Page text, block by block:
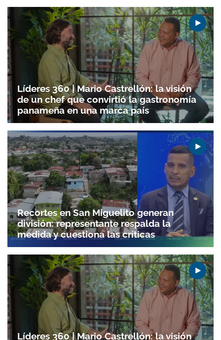
Líderes 360 | Mario Castrellón: la visión
de un chef que convirtió la gastronomía
panameña en una marca país
Recortes en San Miguelito generan
división: representante respalda la
medida y cuestiona las críticas
Líderes 360 | Mario Castrellón: la visión